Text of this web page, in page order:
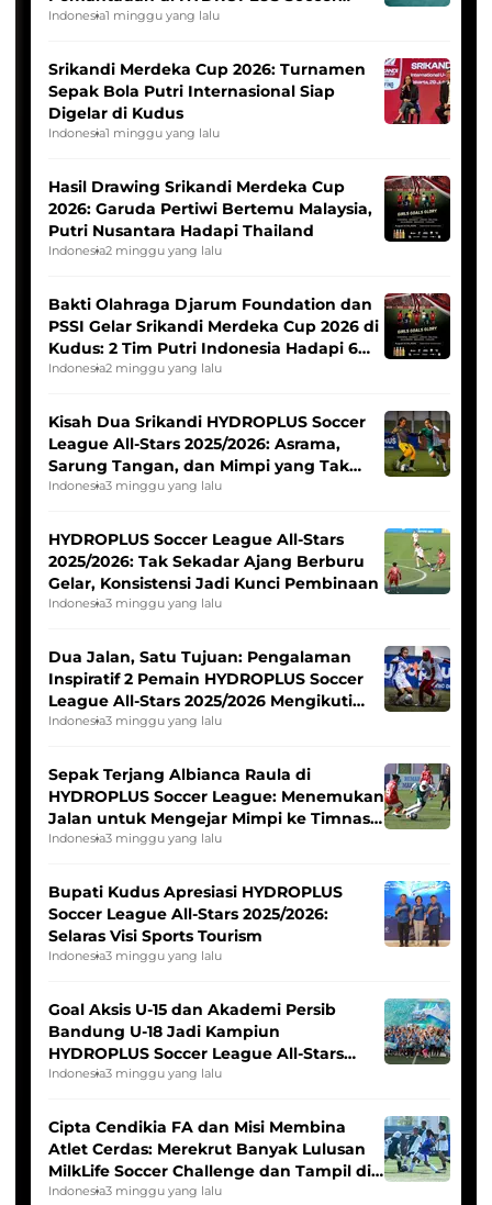
League
Indonesia1 minggu yang lalu
Srikandi Merdeka Cup 2026: Turnamen
Sepak Bola Putri Internasional Siap
Digelar di Kudus
Indonesia1 minggu yang lalu
Hasil Drawing Srikandi Merdeka Cup
2026: Garuda Pertiwi Bertemu Malaysia,
Putri Nusantara Hadapi Thailand
Indonesia2 minggu yang lalu
Bakti Olahraga Djarum Foundation dan
PSSI Gelar Srikandi Merdeka Cup 2026 di
Kudus: 2 Tim Putri Indonesia Hadapi 6
Tim Asia
Indonesia2 minggu yang lalu
Kisah Dua Srikandi HYDROPLUS Soccer
League All-Stars 2025/2026: Asrama,
Sarung Tangan, dan Mimpi yang Tak
Pernah Padam
Indonesia3 minggu yang lalu
HYDROPLUS Soccer League All-Stars
2025/2026: Tak Sekadar Ajang Berburu
Gelar, Konsistensi Jadi Kunci Pembinaan
Indonesia3 minggu yang lalu
Dua Jalan, Satu Tujuan: Pengalaman
Inspiratif 2 Pemain HYDROPLUS Soccer
League All-Stars 2025/2026 Mengikuti
Seleksi Timnas Indonesia Putri
Indonesia3 minggu yang lalu
Sepak Terjang Albianca Raula di
HYDROPLUS Soccer League: Menemukan
Jalan untuk Mengejar Mimpi ke Timnas
Indonesia Putri
Indonesia3 minggu yang lalu
Bupati Kudus Apresiasi HYDROPLUS
Soccer League All-Stars 2025/2026:
Selaras Visi Sports Tourism
Indonesia3 minggu yang lalu
Goal Aksis U-15 dan Akademi Persib
Bandung U-18 Jadi Kampiun
HYDROPLUS Soccer League All-Stars
2025/2026
Indonesia3 minggu yang lalu
Cipta Cendikia FA dan Misi Membina
Atlet Cerdas: Merekrut Banyak Lulusan
MilkLife Soccer Challenge dan Tampil di
HYDROPLUS Soccer League
Indonesia3 minggu yang lalu